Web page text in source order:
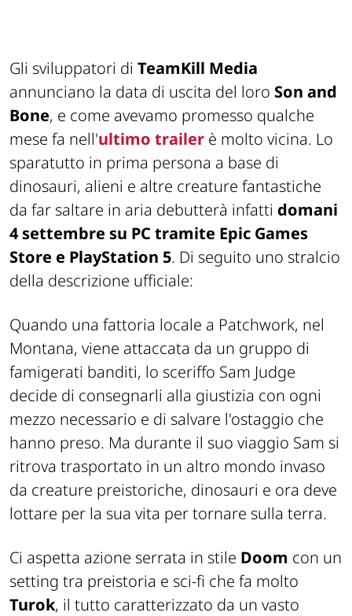
Gli sviluppatori di TeamKill Media
annunciano la data di uscita del loro Son and
Bone, e come avevamo promesso qualche
mese fa nell'ultimo trailer è molto vicina. Lo
sparatutto in prima persona a base di
dinosauri, alieni e altre creature fantastiche
da far saltare in aria debutterà infatti domani
4 settembre su PC tramite Epic Games
Store e PlayStation 5. Di seguito uno stralcio
della descrizione ufficiale:
Quando una fattoria locale a Patchwork, nel
Montana, viene attaccata da un gruppo di
famigerati banditi, lo sceriffo Sam Judge
decide di consegnarli alla giustizia con ogni
mezzo necessario e di salvare l'ostaggio che
hanno preso. Ma durante il suo viaggio Sam si
ritrova trasportato in un altro mondo invaso
da creature preistoriche, dinosauri e ora deve
lottare per la sua vita per tornare sulla terra.
Ci aspetta azione serrata in stile Doom con un
setting tra preistoria e sci-fi che fa molto
Turok, il tutto caratterizzato da un vasto